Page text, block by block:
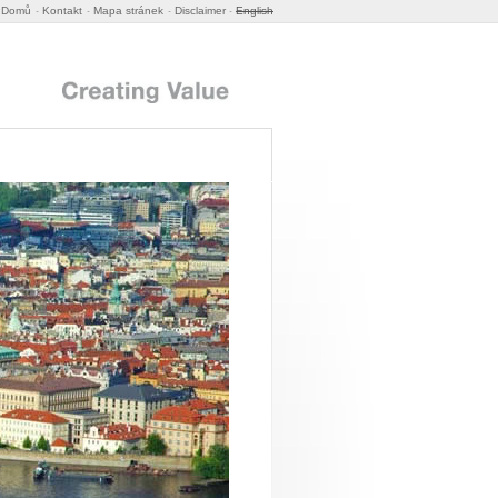
English
Domů Kontakt Mapa stránek Disclaimer